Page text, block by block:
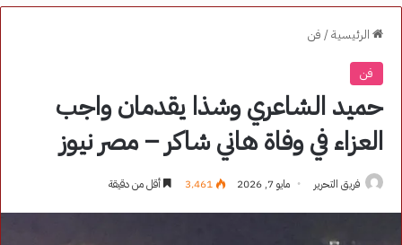
الرئيسية/ فن
فن
حميد الشاعري وشذا يقدمان واجب
العزاء في وفاة هاني شاكر – مصر نيوز
فريق التحرير مايو 7, 2026 3٬461 أقل من دقيقة